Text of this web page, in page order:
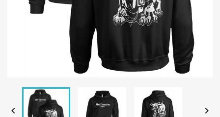
 